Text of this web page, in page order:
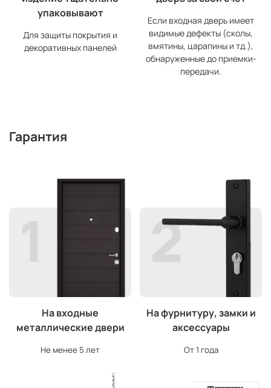
упаковывают
Для защиты покрытия и
декоративных панелей
Если входная дверь имеет
видимые дефекты (сколы,
вмятины, царапины и тд.),
обнаруженные до приемки-
передачи.
Гарантия
На входные
металлические двери
Не менее 5 лет
На фурнитуру, замки и
аксессуары
От 1 года